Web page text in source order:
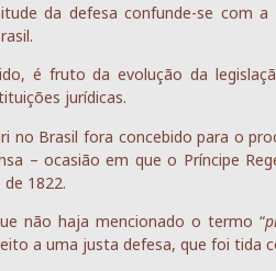
da defesa confunde-se com
é fruto da evolução da
jurídicas.
no Brasil fora concebido para o
– ocasião em que o Príncipe
1822.
não haja mencionado o termo “
a uma justa defesa, que foi tida